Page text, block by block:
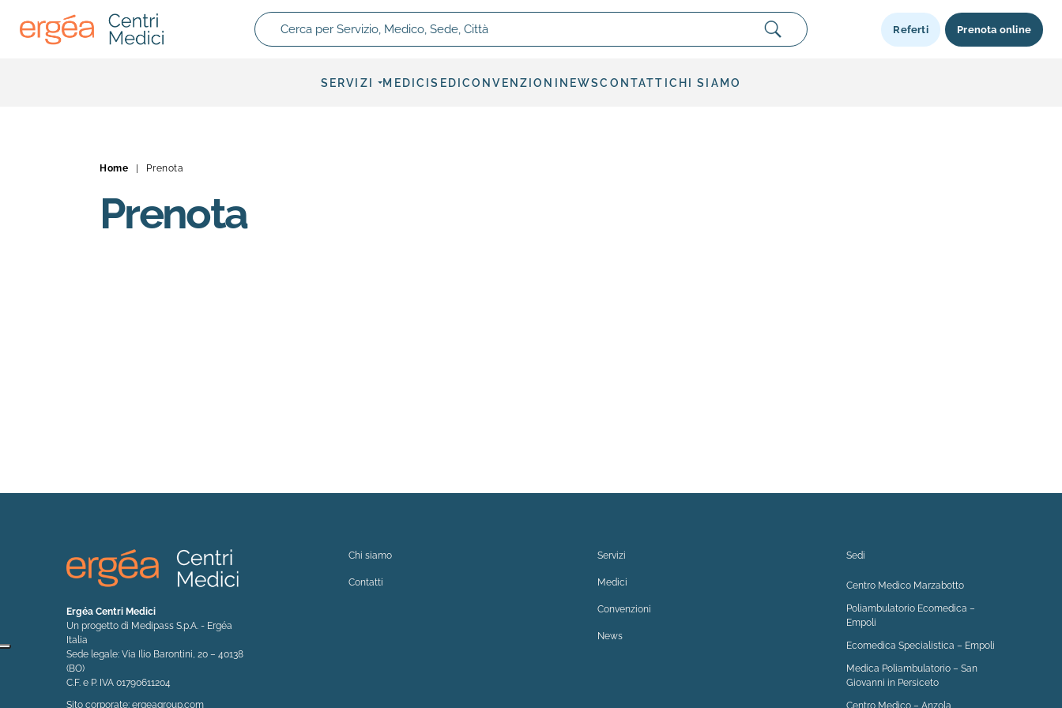
Cerca per Servizio, Medico, Sede, Città
Referti Prenota online
SERVIZI MEDICISEDI CONVENZIONI NEWSCONTATTI CHI SIAMO
Home Prenota
Prenota
Ergéa Centri Medici
Un progetto di Medipass S.p.A. - Ergéa
Italia
Sede legale: Via Ilio Barontini, 20 – 40138
(BO)
C.F. e P. IVA 01790611204
Sito corporate: ergeagroup.com(si apre in una nuova finestra)
Chi siamo
Contatti
Servizi
Medici
Convenzioni
News
Sedi
Centro Medico Marzabotto
Poliambulatorio Ecomedica –
Empoli
Ecomedica Specialistica – Empoli
Medica Poliambulatorio – San
Giovanni in Persiceto
Centro Medico – Anzola